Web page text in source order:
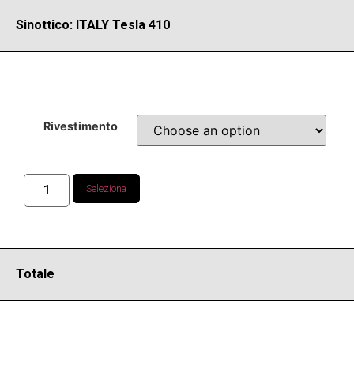
Sinottico: ITALY Tesla 410
Rivestimento
Seleziona
Totale